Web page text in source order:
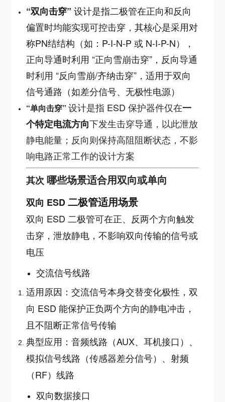
“双向击穿” 设计是指二极管在正向和反向
偏置时均能实现可控击穿，其核心是采用对
称PN结结构（如：P-I-N-P 或 N-I-P-N），
正向导通时利用 “正向雪崩击穿”，反向导通
时利用 “反向雪崩/齐纳击穿”，适用于双向
信号通路（如差分信号、无极性电源）
“单向击穿” 设计是指 ESD 保护器件仅在一
个特定电流方向下发生击穿导通，以此泄放
静电能量；反向则保持高阻阻断状态，不影
响电路正常工作的设计方案
其次哪些场景适合用双向或单向
双向 ESD二极管适用场景
双向 ESD 二极管可在正、反两个方向触发
击穿，泄放静电，不影响双向传输的信号或
电压
交流信号线路
适用原因：交流信号本身交替变化极性，双
向 ESD 能保护正负两个方向的静电冲击，
且不阻断正常信号传输
典型应用：音频线路（AUX、耳机接口）、
模拟信号线路（传感器差分信号）、射频
（RF）线路
双向数据接口